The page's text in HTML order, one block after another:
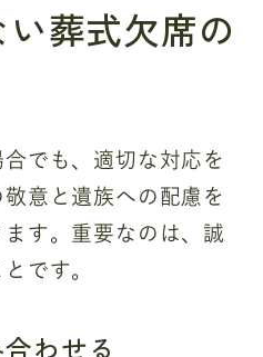
葬式欠席の
でも、適切な対応を
意と遺族への配慮を
す。重要なのは、誠
です。
わせる